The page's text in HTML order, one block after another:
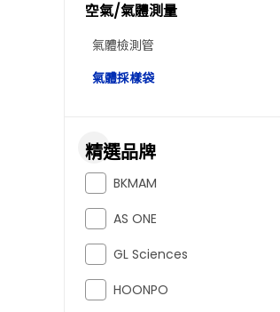
空氣/氣體測量
氣體檢測管
氣體採樣袋
精選品牌
BKMAM
AS ONE
GL Sciences
HOONPO